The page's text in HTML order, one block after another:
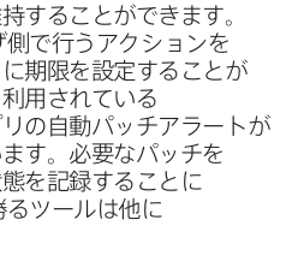
する​ことができます。
側で​行う​アクションを​
期限を​設定する​ことが​
用されている​
の​自動パッチアラートが​
す。​必要な​パッチを​
を​記録する​ことに​
る​ツールは​他に​